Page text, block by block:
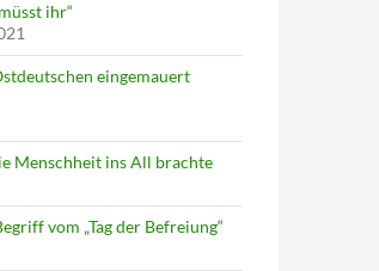
ihr“
eingemauert
Menschheit ins All brachte
vom „Tag der Befreiung“